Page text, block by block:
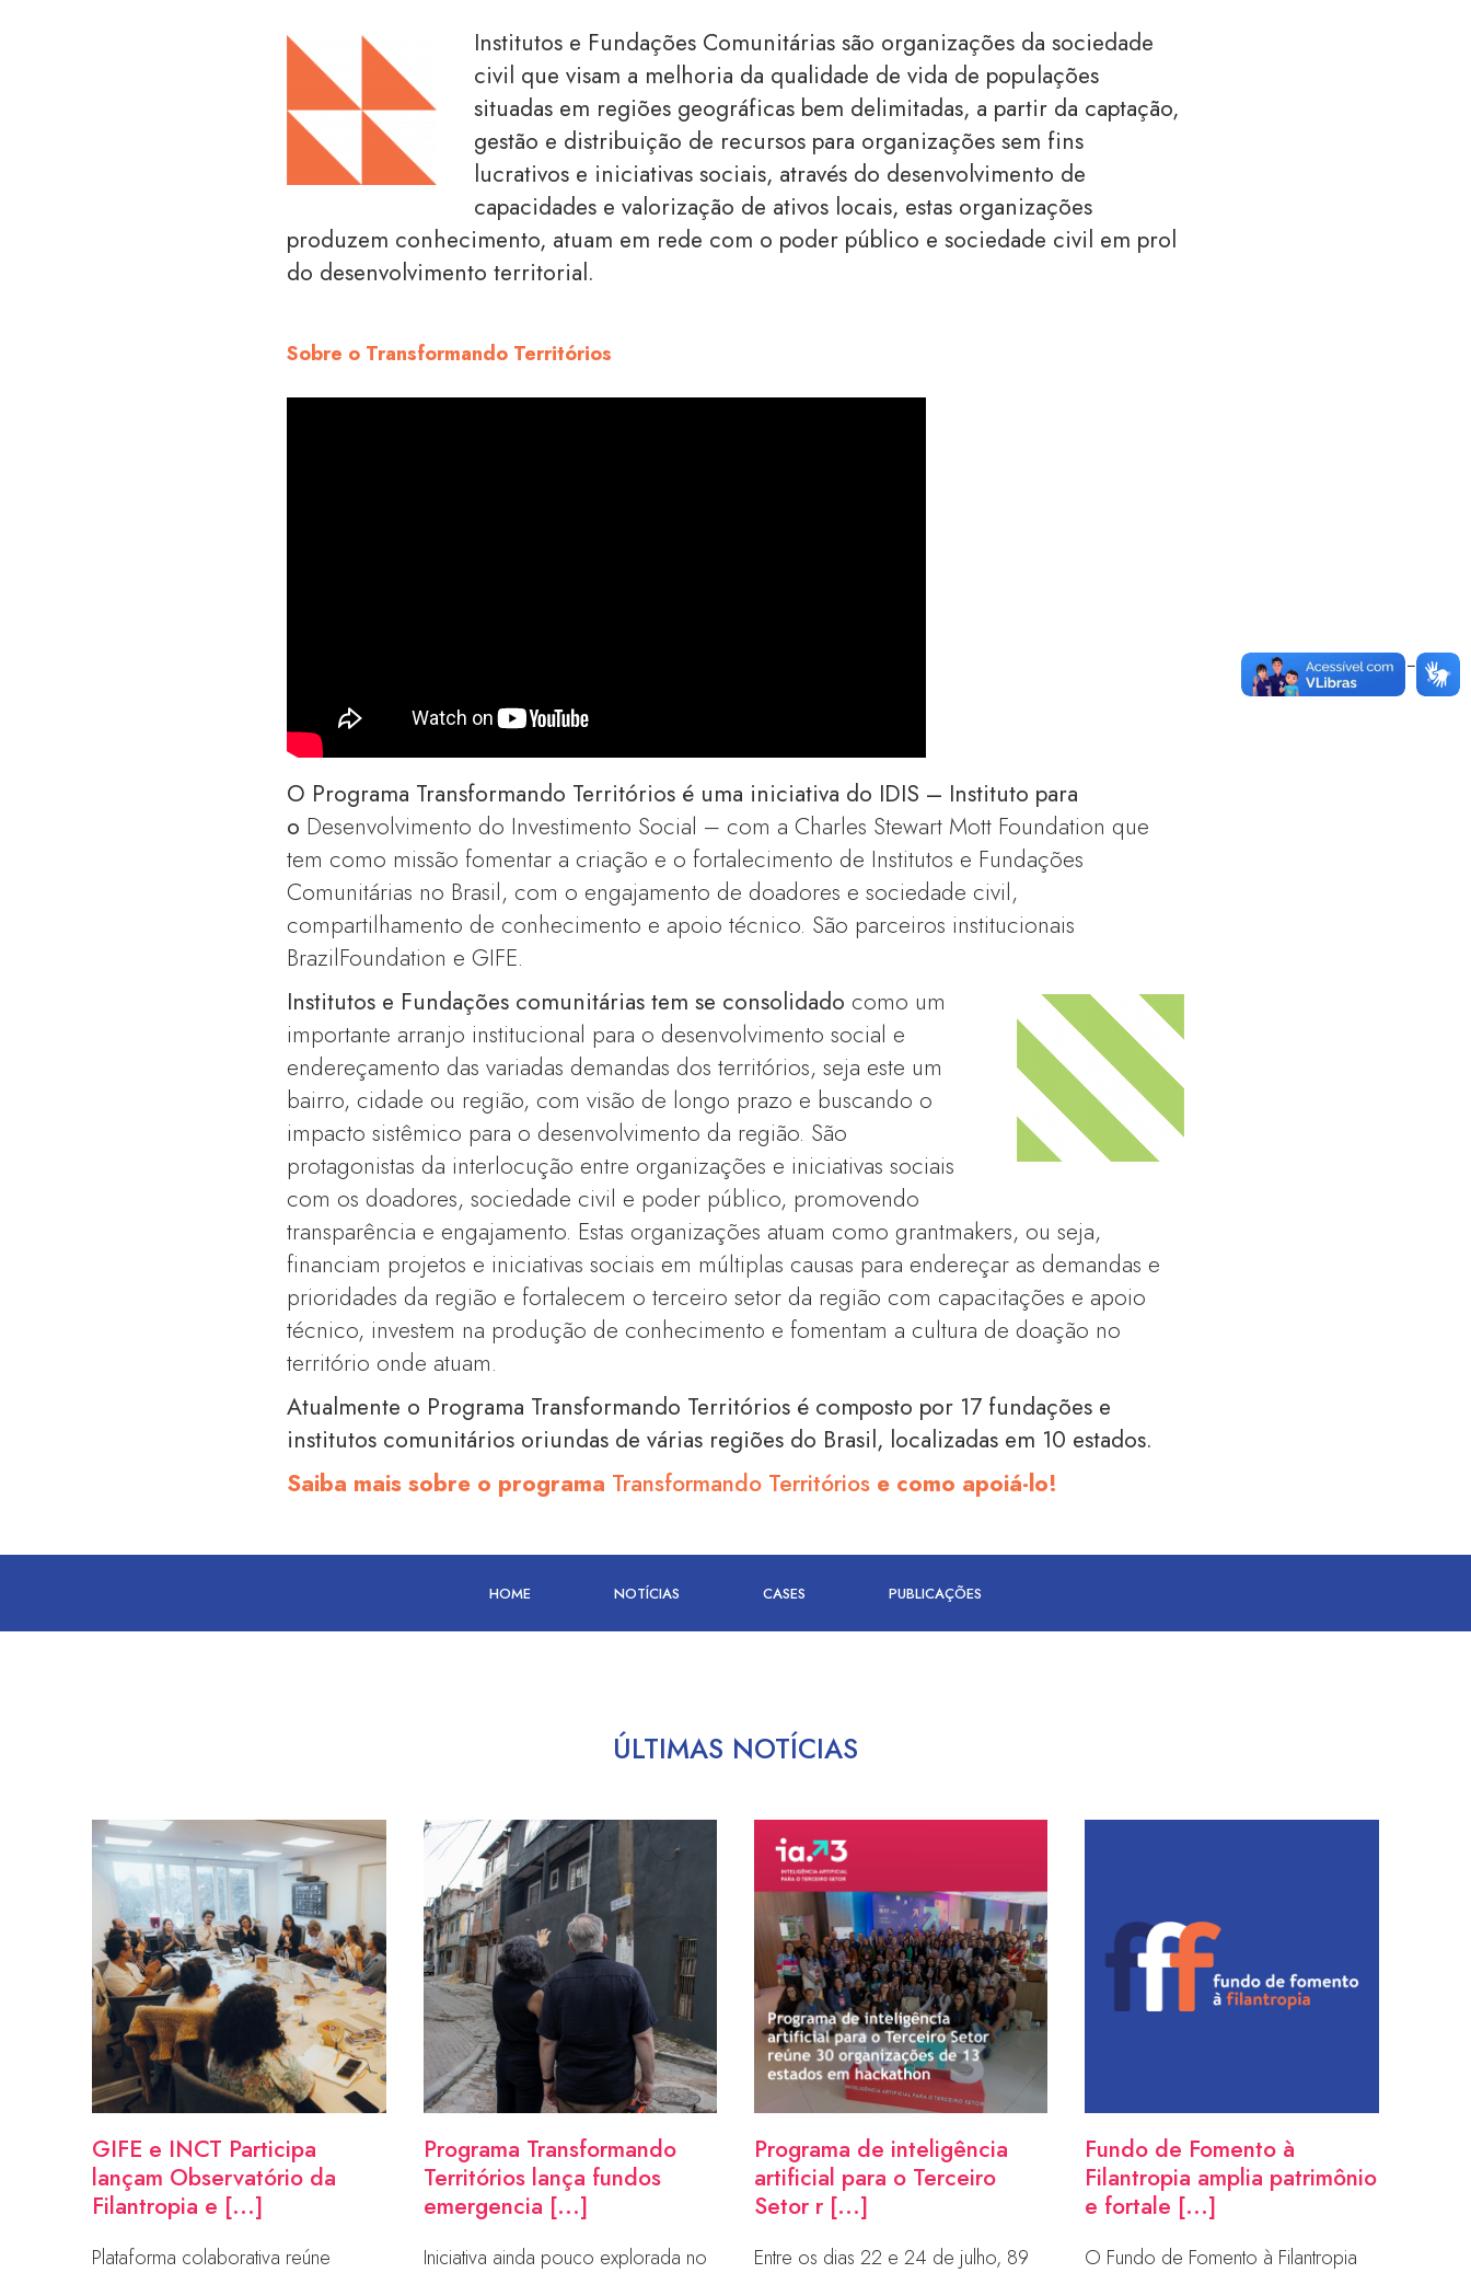
Institutos e Fundações Comunitárias são organizações da sociedade
civil que visam a melhoria da qualidade de vida de populações
situadas em regiões geográficas bem delimitadas, a partir da captação,
gestão e distribuição de recursos para organizações sem fins
lucrativos e iniciativas sociais, através do desenvolvimento de
capacidades e valorização de ativos locais, estas organizações
produzem conhecimento, atuam em rede com o poder público e sociedade civil em prol
do desenvolvimento territorial.
Sobre o Transformando Territórios
O Programa Transformando Territórios é uma iniciativa do IDIS – Instituto para
o Desenvolvimento do Investimento Social – com a Charles Stewart Mott Foundation que
tem como missão fomentar a criação e o fortalecimento de Institutos e Fundações
Comunitárias no Brasil, com o engajamento de doadores e sociedade civil,
compartilhamento de conhecimento e apoio técnico. São parceiros institucionais
BrazilFoundation e GIFE.
Institutos e Fundações comunitárias tem se consolidado como um
importante arranjo institucional para o desenvolvimento social e
endereçamento das variadas demandas dos territórios, seja este um
bairro, cidade ou região, com visão de longo prazo e buscando o
impacto sistêmico para o desenvolvimento da região. São
protagonistas da interlocução entre organizações e iniciativas sociais
com os doadores, sociedade civil e poder público, promovendo
transparência e engajamento. Estas organizações atuam como grantmakers, ou seja,
financiam projetos e iniciativas sociais em múltiplas causas para endereçar as demandas e
prioridades da região e fortalecem o terceiro setor da região com capacitações e apoio
técnico, investem na produção de conhecimento e fomentam a cultura de doação no
território onde atuam.
Atualmente o Programa Transformando Territórios é composto por 17 fundações e
institutos comunitários oriundas de várias regiões do Brasil, localizadas em 10 estados.
Saiba mais sobre o programa Transformando Territórios e como apoiá-lo!
HOME NOTÍCIAS CASES PUBLICAÇÕES
ÚLTIMAS NOTÍCIAS
GIFE e INCT Participa
lançam Observatório da
Filantropia e [...]
Plataforma colaborativa reúne
Programa Transformando
Territórios lança fundos
emergencia [...]
Iniciativa ainda pouco explorada no
Programa de inteligência
artificial para o Terceiro
Setor r [...]
Entre os dias 22 e 24 de julho, 89
Fundo de Fomento à
Filantropia amplia patrimônio
e fortale [...]
O Fundo de Fomento à Filantropia